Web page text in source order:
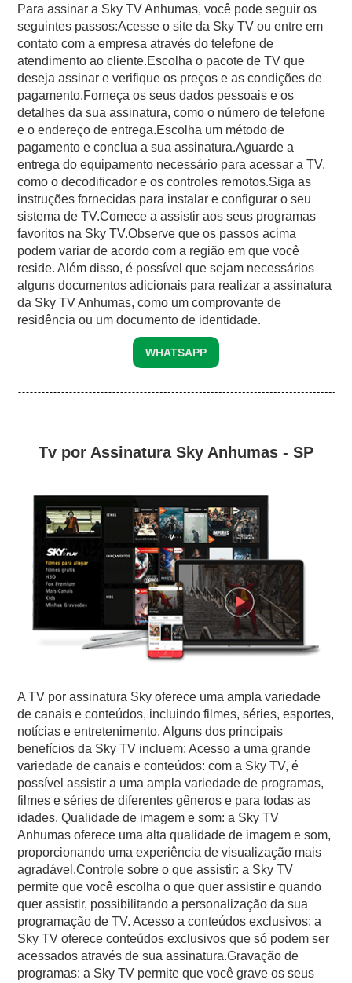
Para assinar a Sky TV Anhumas, você pode seguir os
seguintes passos:Acesse o site da Sky TV ou entre em
contato com a empresa através do telefone de
atendimento ao cliente.Escolha o pacote de TV que
deseja assinar e verifique os preços e as condições de
pagamento.Forneça os seus dados pessoais e os
detalhes da sua assinatura, como o número de telefone
e o endereço de entrega.Escolha um método de
pagamento e conclua a sua assinatura.Aguarde a
entrega do equipamento necessário para acessar a TV,
como o decodificador e os controles remotos.Siga as
instruções fornecidas para instalar e configurar o seu
sistema de TV.Comece a assistir aos seus programas
favoritos na Sky TV.Observe que os passos acima
podem variar de acordo com a região em que você
reside. Além disso, é possível que sejam necessários
alguns documentos adicionais para realizar a assinatura
da Sky TV Anhumas, como um comprovante de
residência ou um documento de identidade.
WHATSAPP
Tv por Assinatura Sky Anhumas - SP
A TV por assinatura Sky oferece uma ampla variedade
de canais e conteúdos, incluindo filmes, séries, esportes,
notícias e entretenimento. Alguns dos principais
benefícios da Sky TV incluem: Acesso a uma grande
variedade de canais e conteúdos: com a Sky TV, é
possível assistir a uma ampla variedade de programas,
filmes e séries de diferentes gêneros e para todas as
idades. Qualidade de imagem e som: a Sky TV
Anhumas oferece uma alta qualidade de imagem e som,
proporcionando uma experiência de visualização mais
agradável.Controle sobre o que assistir: a Sky TV
permite que você escolha o que quer assistir e quando
quer assistir, possibilitando a personalização da sua
programação de TV. Acesso a conteúdos exclusivos: a
Sky TV oferece conteúdos exclusivos que só podem ser
acessados através de sua assinatura.Gravação de
programas: a Sky TV permite que você grave os seus